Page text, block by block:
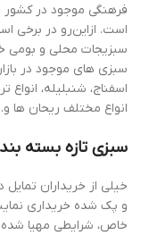
فرهنگی موجود در کشور
است. ازاین‌رو در برخی
سبزیجات محلی و بومی
سبزی های موجود در
اسفناج، شنبلیله، انواع
انواع مختلف ریحان ها
سبزی تازه بسته
خیلی از خریداران
و پک شده خریداری
خاص، شرایطی مهیا شده